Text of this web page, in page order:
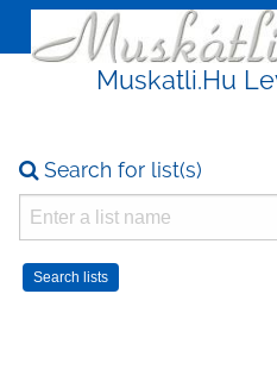
Muskatli.Hu
Search for list(s)